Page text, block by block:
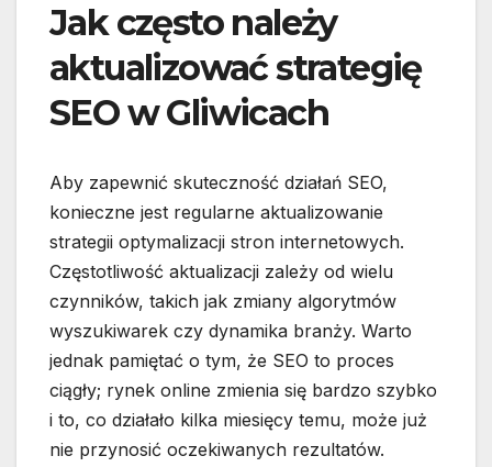
Jak często należy
aktualizować strategię
SEO w Gliwicach
Aby zapewnić skuteczność działań SEO,
konieczne jest regularne aktualizowanie
strategii optymalizacji stron internetowych.
Częstotliwość aktualizacji zależy od wielu
czynników, takich jak zmiany algorytmów
wyszukiwarek czy dynamika branży. Warto
jednak pamiętać o tym, że SEO to proces
ciągły; rynek online zmienia się bardzo szybko
i to, co działało kilka miesięcy temu, może już
nie przynosić oczekiwanych rezultatów.